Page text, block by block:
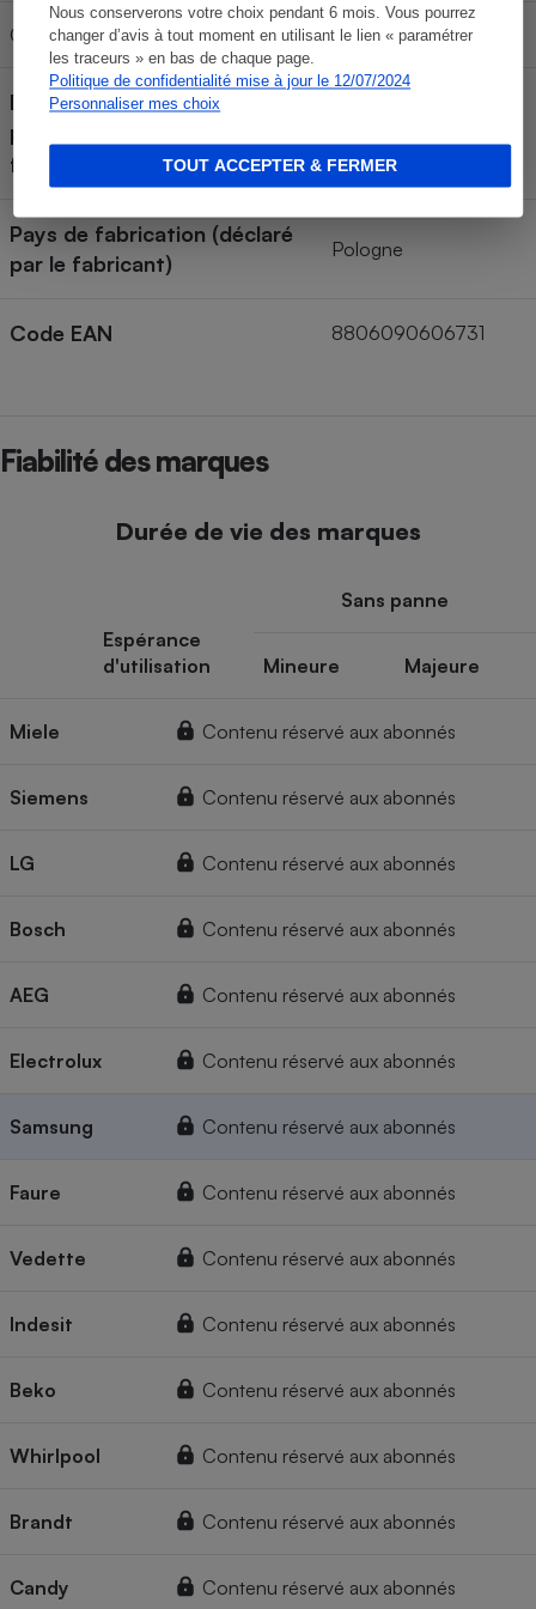
Nous conserverons votre choix pendant 6 mois. Vous pourrez
changer d’avis à tout moment en utilisant le lien « paramétrer
les traceurs » en bas de chaque page.
Politique de confidentialité mise à jour le 12/07/2024
Personnaliser mes choix
TOUT ACCEPTER & FERMER
Classe de niveau sonore A
Durée de disponibilité des
pièces (déclarée par le
fabricant)
Pays de fabrication (déclaré
par le fabricant)
Pologne
Code EAN 8806090606731
Fiabilité des marques
Durée de vie des marques
Espérance
d'utilisation
Sans panne
Mineure Majeure
Miele Contenu réservé aux abonnés
Siemens Contenu réservé aux abonnés
LG Contenu réservé aux abonnés
Bosch Contenu réservé aux abonnés
AEG Contenu réservé aux abonnés
Electrolux Contenu réservé aux abonnés
Samsung Contenu réservé aux abonnés
Faure Contenu réservé aux abonnés
Vedette Contenu réservé aux abonnés
Indesit Contenu réservé aux abonnés
Beko Contenu réservé aux abonnés
Whirlpool Contenu réservé aux abonnés
Brandt Contenu réservé aux abonnés
Candy Contenu réservé aux abonnés